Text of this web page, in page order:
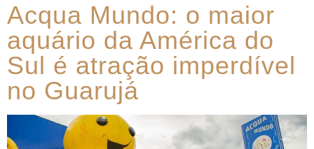
Acqua Mundo: o maior
aquário da América do
Sul é atração imperdível
no Guarujá